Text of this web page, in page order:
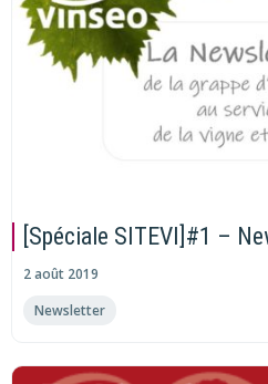
[Spéciale SITEVI]#1 –
2 août 2019
Newsletter